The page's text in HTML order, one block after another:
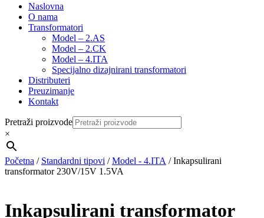
Naslovna
O nama
Transformatori
Model – 2.AS
Model – 2.CK
Model – 4.ITA
Specijalno dizajnirani transformatori
Distributeri
Preuzimanje
Kontakt
Pretraži proizvode
×
Početna / Standardni tipovi /Model - 4.ITA / Inkapsulirani
transformator 230V/15V 1.5VA
Inkapsulirani transformator